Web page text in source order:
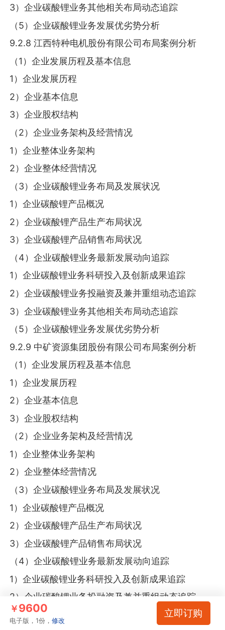
3）企业碳酸锂业务其他相关布局动态追踪
（5）企业碳酸锂业务发展优劣势分析
9.2.8 江西特种电机股份有限公司布局案例分析
（1）企业发展历程及基本信息
1）企业发展历程
2）企业基本信息
3）企业股权结构
（2）企业业务架构及经营情况
1）企业整体业务架构
2）企业整体经营情况
（3）企业碳酸锂业务布局及发展状况
1）企业碳酸锂产品概况
2）企业碳酸锂产品生产布局状况
3）企业碳酸锂产品销售布局状况
（4）企业碳酸锂业务最新发展动向追踪
1）企业碳酸锂业务科研投入及创新成果追踪
2）企业碳酸锂业务投融资及兼并重组动态追踪
3）企业碳酸锂业务其他相关布局动态追踪
（5）企业碳酸锂业务发展优劣势分析
9.2.9 中矿资源集团股份有限公司布局案例分析
（1）企业发展历程及基本信息
1）企业发展历程
2）企业基本信息
3）企业股权结构
（2）企业业务架构及经营情况
1）企业整体业务架构
2）企业整体经营情况
（3）企业碳酸锂业务布局及发展状况
1）企业碳酸锂产品概况
2）企业碳酸锂产品生产布局状况
3）企业碳酸锂产品销售布局状况
（4）企业碳酸锂业务最新发展动向追踪
1）企业碳酸锂业务科研投入及创新成果追踪
2）企业碳酸锂业务投融资及兼并重组动态追踪
3）企业碳酸锂业务其他相关布局动态追踪
￥9600
电子版，1份，修改
立即订购